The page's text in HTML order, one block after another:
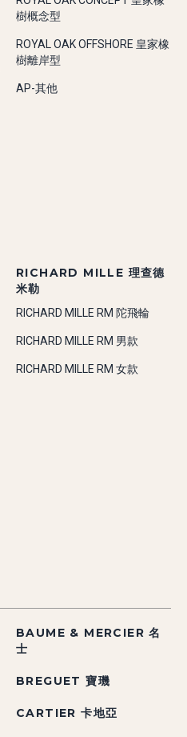
樹概念型
ROYAL OAK OFFSHORE 皇家橡
樹離岸型
AP-其他
RICHARD MILLE 理查德
米勒
RICHARD MILLE RM 陀飛輪
RICHARD MILLE RM 男款
RICHARD MILLE RM 女款
BAUME & MERCIER 名
士
BREGUET 寶璣
CARTIER 卡地亞